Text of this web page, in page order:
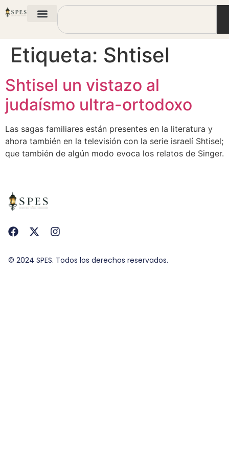
Etiqueta: Shtisel
Shtisel un vistazo al
judaísmo ultra-ortodoxo
Las sagas familiares están presentes en la literatura y
ahora también en la televisión con la serie israelí Shtisel;
que también de algún modo evoca los relatos de Singer.
© 2024 SPES. Todos los derechos reservados.